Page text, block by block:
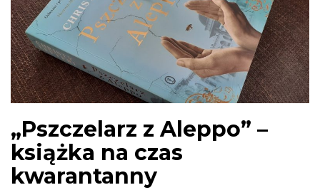
„Pszczelarz z Aleppo” –
książka na czas
kwarantanny